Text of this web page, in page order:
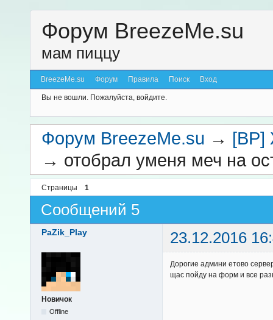
Форум BreezeMe.su
мам пиццу
BreezeMe.su Форум Правила Поиск Вход
Вы не вошли. Пожалуйста, войдите.
Форум BreezeMe.su → [BP]
→ отобрал уменя меч на
Страницы 1
Сообщений 5
PaZik_Play 23.12.2016
Новичок
Offline
Дорогие админи етово
щас пойду на форм и все